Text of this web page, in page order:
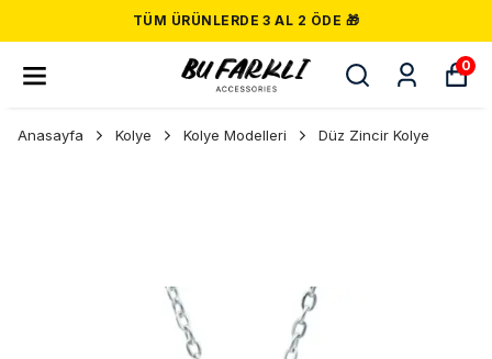
TÜM ÜRÜNLERDE 3 AL 2 ÖDE 🎁
0
Anasayfa Kolye Kolye Modelleri Düz Zincir Kolye